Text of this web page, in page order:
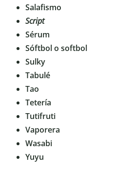
Salafismo
Script
Sérum
Sóftbol o softbol
Sulky
Tabulé
Tao
Tetería
Tutifruti
Vaporera
Wasabi
Yuyu